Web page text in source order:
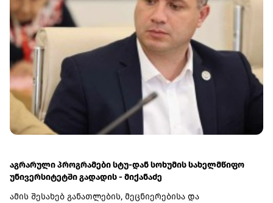
აგრარული პროგრამები სტუ-დან სოხუმის სახელმწიფო
უნივერსიტეტში გადადის - მიქანაძე
ამის შესახებ განათლების, მეცნიერებისა და